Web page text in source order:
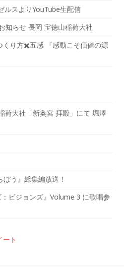
ルスよりYouTube生配信
知らせ 長岡 宝徳山稲荷大社
り方✖️五感 『感動こそ価値の源
大社「新奥宮 拝殿」にて 堀澤
う』総集編放送！
ビジョンズ』Volume 3 に歌唱参
ト